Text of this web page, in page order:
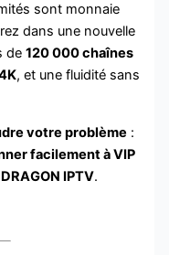
sont monnaie
dans une nouvelle
de120 000 chaînes
, et une fluidité sans
votre problème :
facilement à VIP
DRAGON IPTV.